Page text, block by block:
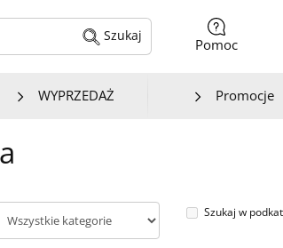
Szukaj
Pomoc
WYPRZEDAŻ Promocje
Szukaj w